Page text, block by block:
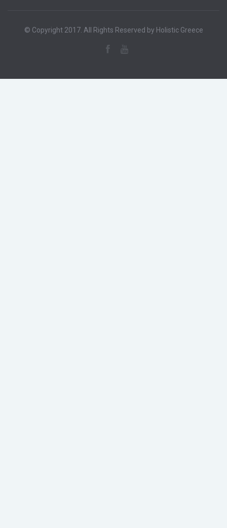
© Copyright 2017. All Rights Reserved by Holistic Greece